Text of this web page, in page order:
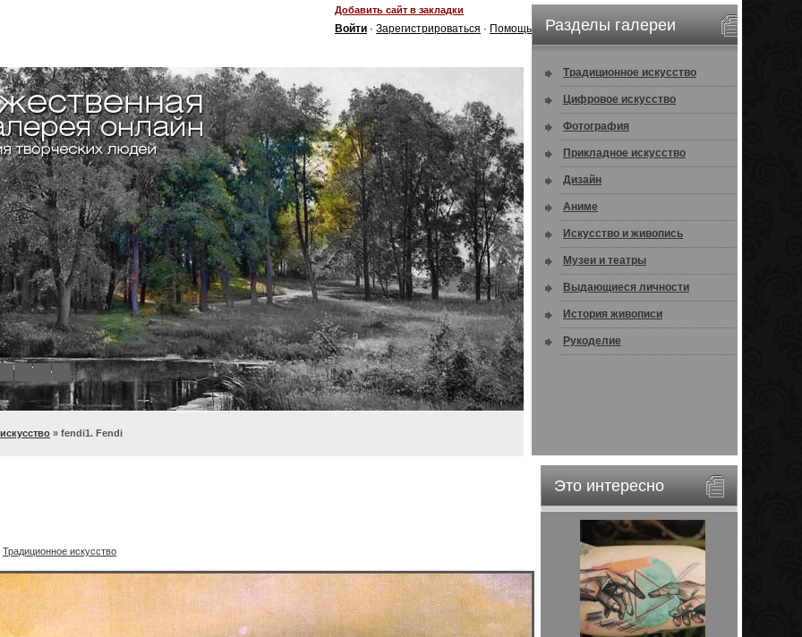
Добавить сайт в закладки
Войти · Зарегистрироваться · Помощь
8
» fendi1. Fendi
Разделы галереи
Традиционное искусство
Цифровое искусство
Фотография
Прикладное искусство
Дизайн
Аниме
Искусство и живопись
Музеи и театры
Выдающиеся личности
История живописи
Рукоделие
Это интересно
Традиционное искусство